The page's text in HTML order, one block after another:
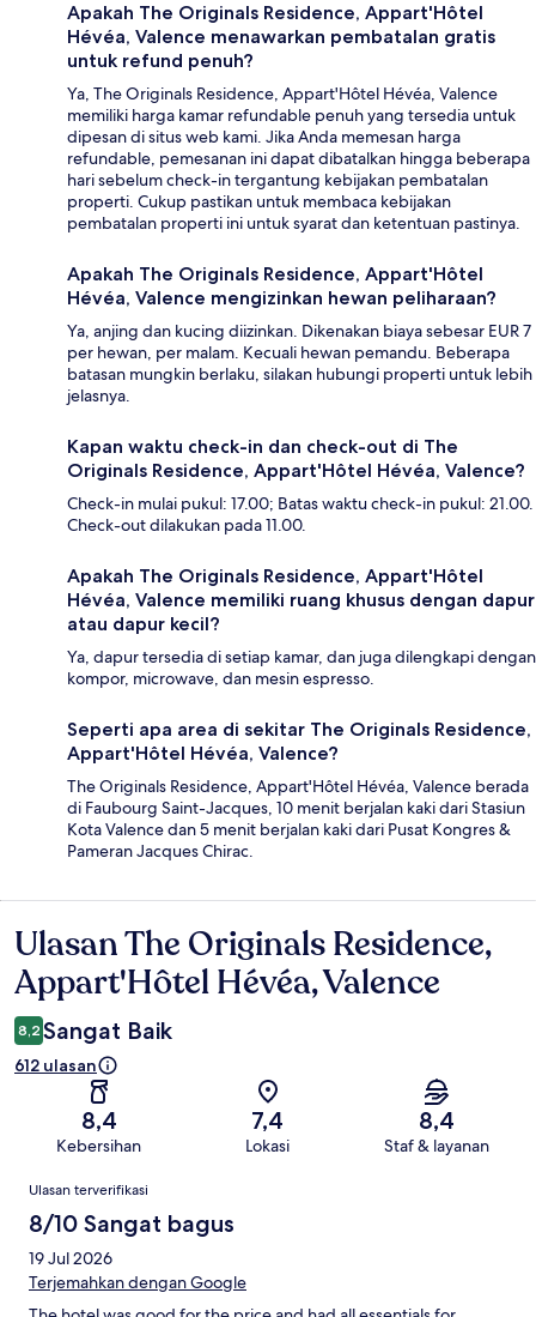
Apakah The Originals Residence, Appart'Hôtel
Hévéa, Valence menawarkan pembatalan gratis
untuk refund penuh?
Ya, The Originals Residence, Appart'Hôtel Hévéa, Valence
memiliki harga kamar refundable penuh yang tersedia untuk
dipesan di situs web kami. Jika Anda memesan harga
refundable, pemesanan ini dapat dibatalkan hingga beberapa
hari sebelum check-in tergantung kebijakan pembatalan
properti. Cukup pastikan untuk membaca kebijakan
pembatalan properti ini untuk syarat dan ketentuan pastinya.
Apakah The Originals Residence, Appart'Hôtel
Hévéa, Valence mengizinkan hewan peliharaan?
Ya, anjing dan kucing diizinkan. Dikenakan biaya sebesar EUR 7
per hewan, per malam. Kecuali hewan pemandu. Beberapa
batasan mungkin berlaku, silakan hubungi properti untuk lebih
jelasnya.
Kapan waktu check-in dan check-out di The
Originals Residence, Appart'Hôtel Hévéa, Valence?
Check-in mulai pukul: 17.00; Batas waktu check-in pukul: 21.00.
Check-out dilakukan pada 11.00.
Apakah The Originals Residence, Appart'Hôtel
Hévéa, Valence memiliki ruang khusus dengan dapur
atau dapur kecil?
Ya, dapur tersedia di setiap kamar, dan juga dilengkapi dengan
kompor, microwave, dan mesin espresso.
Seperti apa area di sekitar The Originals Residence,
Appart'Hôtel Hévéa, Valence?
The Originals Residence, Appart'Hôtel Hévéa, Valence berada
di Faubourg Saint-Jacques, 10 menit berjalan kaki dari Stasiun
Kota Valence dan 5 menit berjalan kaki dari Pusat Kongres &
Pameran Jacques Chirac.
Ulasan
Ulasan The Originals Residence,
Appart'Hôtel Hévéa, Valence
8,2 Sangat Baik
612 ulasan
8,4
Kebersihan
7,4
Lokasi
8,4
Staf & layanan
Ulasan
Ulasan terverifikasi
8/10 Sangat bagus
19 Jul 2026
Terjemahkan dengan Google